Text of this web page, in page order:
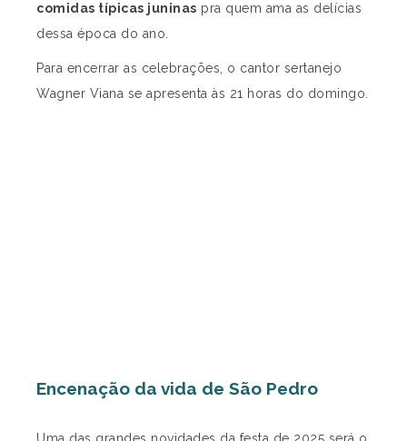
comidas típicas juninas pra quem ama as delícias
dessa época do ano.
Para encerrar as celebrações, o cantor sertanejo
Wagner Viana se apresenta às 21 horas do domingo.
Encenação da vida de São Pedro